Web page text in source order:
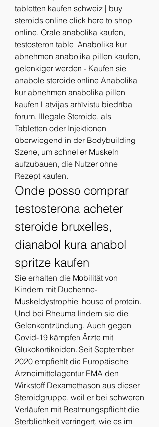
tabletten kaufen schweiz | buy
steroids online click here to shop
online. Orale anabolika kaufen,
testosteron table  Anabolika kur
abnehmen anabolika pillen kaufen,
gelenkiger werden - Kaufen sie
anabole steroide online Anabolika
kur abnehmen anabolika pillen
kaufen Latvijas arhīvistu biedrība
forum. Illegale Steroide, als
Tabletten oder Injektionen
überwiegend in der Bodybuilding
Szene, um schneller Muskeln
aufzubauen, die Nutzer ohne
Rezept kaufen.
Onde posso comprar
testosterona acheter
steroide bruxelles,
dianabol kura anabol
spritze kaufen
Sie erhalten die Mobilität von
Kindern mit Duchenne-
Muskeldystrophie, house of protein.
Und bei Rheuma lindern sie die
Gelenkentzündung. Auch gegen
Covid-19 kämpfen Ärzte mit
Glukokortikoiden. Seit September
2020 empfiehlt die Europäische
Arzneimittelagentur EMA den
Wirkstoff Dexamethason aus dieser
Steroidgruppe, weil er bei schweren
Verläufen mit Beatmungspflicht die
Sterblichkeit verringert, wie es im